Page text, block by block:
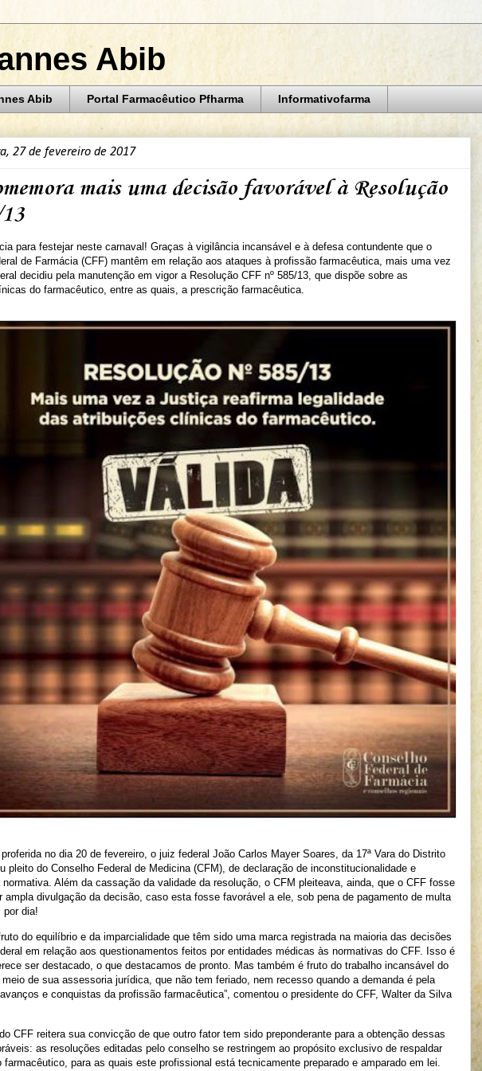
Abib
Abib Portal Farmacêutico Pfharma Informativofarma
27 de fevereiro de 2017
mais uma decisão favorável à Resolução
para festejar neste carnaval! Graças à vigilância incansável e à defesa contundente que o
de Farmácia (CFF) mantêm em relação aos ataques à profissão farmacêutica, mais uma vez
decidiu pela manutenção em vigor a Resolução CFF nº 585/13, que dispõe sobre as
do farmacêutico, entre as quais, a prescrição farmacêutica.
no dia 20 de fevereiro, o juiz federal João Carlos Mayer Soares, da 17ª Vara do Distrito
pleito do Conselho Federal de Medicina (CFM), de declaração de inconstitucionalidade e
normativa. Além da cassação da validade da resolução, o CFM pleiteava, ainda, que o CFF fosse
ampla divulgação da decisão, caso esta fosse favorável a ele, sob pena de pagamento de multa
por dia!
do equilíbrio e da imparcialidade que têm sido uma marca registrada na maioria das decisões
em relação aos questionamentos feitos por entidades médicas às normativas do CFF. Isso é
ser destacado, o que destacamos de pronto. Mas também é fruto do trabalho incansável do
de sua assessoria jurídica, que não tem feriado, nem recesso quando a demanda é pela
e conquistas da profissão farmacêutica”, comentou o presidente do CFF, Walter da Silva
CFF reitera sua convicção de que outro fator tem sido preponderante para a obtenção dessas
as resoluções editadas pelo conselho se restringem ao propósito exclusivo de respaldar
farmacêutico, para as quais este profissional está tecnicamente preparado e amparado em lei.